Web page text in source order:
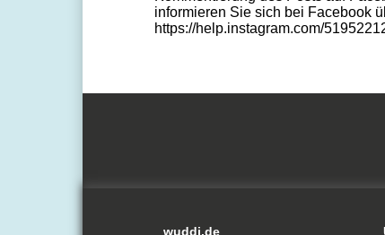
informieren Sie sich bei Facebook
https://help.instagram.com/
wuddi.de